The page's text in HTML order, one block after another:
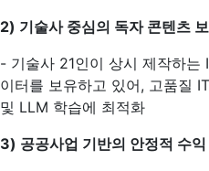
2) 기술사 중심의 독자 콘텐츠
- 기술사 21인이 상시 제작하는
이터를 보유하고 있어, 고품질
및 LLM 학습에 최적화
3) 공공사업 기반의 안정적 수